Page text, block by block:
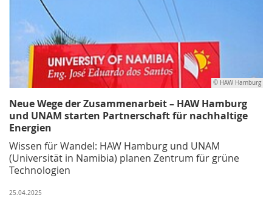
© HAW Hamburg
Neue Wege der Zusammenarbeit – HAW Hamburg
und UNAM starten Partnerschaft für nachhaltige
Energien
Wissen für Wandel: HAW Hamburg und UNAM
(Universität in Namibia) planen Zentrum für grüne
Technologien
25.04.2025